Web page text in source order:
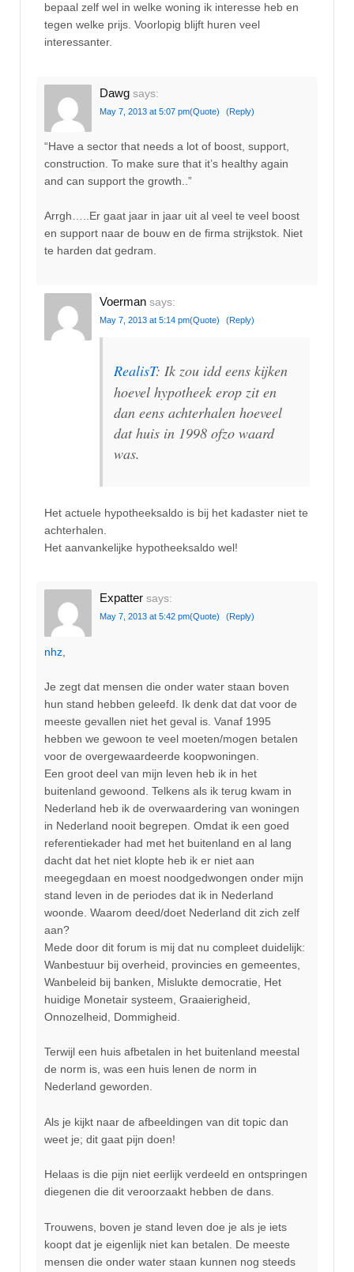
bepaal zelf wel in welke woning ik interesse heb en
tegen welke prijs. Voorlopig blijft huren veel
interessanter.
Dawg says:
May 7, 2013 at 5:07 pm(Quote) (Reply)
“Have a sector that needs a lot of boost, support,
construction. To make sure that it’s healthy again
and can support the growth..”
Arrgh…..Er gaat jaar in jaar uit al veel te veel boost
en support naar de bouw en de firma strijkstok. Niet
te harden dat gedram.
Voerman says:
May 7, 2013 at 5:14 pm(Quote) (Reply)
RealisT: Ik zou idd eens kijken
hoevel hypotheek erop zit en
dan eens achterhalen hoeveel
dat huis in 1998 ofzo waard
was.
Het actuele hypotheeksaldo is bij het kadaster niet te
achterhalen.
Het aanvankelijke hypotheeksaldo wel!
Expatter says:
May 7, 2013 at 5:42 pm(Quote) (Reply)
nhz
Je zegt dat mensen die onder water staan boven
hun stand hebben geleefd. Ik denk dat dat voor de
meeste gevallen niet het geval is. Vanaf 1995
hebben we gewoon te veel moeten/mogen betalen
voor de overgewaardeerde koopwoningen.
Een groot deel van mijn leven heb ik in het
buitenland gewoond. Telkens als ik terug kwam in
Nederland heb ik de overwaardering van woningen
in Nederland nooit begrepen. Omdat ik een goed
referentiekader had met het buitenland en al lang
dacht dat het niet klopte heb ik er niet aan
meegegdaan en moest noodgedwongen onder mijn
stand leven in de periodes dat ik in Nederland
woonde. Waarom deed/doet Nederland dit zich zelf
aan?
Mede door dit forum is mij dat nu compleet duidelijk:
Wanbestuur bij overheid, provincies en gemeentes,
Wanbeleid bij banken, Mislukte democratie, Het
huidige Monetair systeem, Graaierigheid,
Onnozelheid, Dommigheid.
Terwijl een huis afbetalen in het buitenland meestal
de norm is, was een huis lenen de norm in
Nederland geworden.
Als je kijkt naar de afbeeldingen van dit topic dan
weet je; dit gaat pijn doen!
Helaas is die pijn niet eerlijk verdeeld en ontspringen
diegenen die dit veroorzaakt hebben de dans.
Trouwens, boven je stand leven doe je als je iets
koopt dat je eigenlijk niet kan betalen. De meeste
mensen die onder water staan kunnen nog steeds